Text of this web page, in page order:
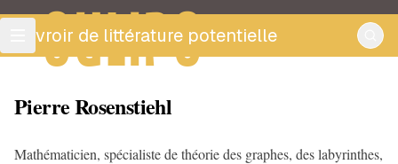
OULIPO
ouvroir de littérature potentielle
Pierre Rosenstiehl
Mathématicien, spécialiste de théorie des graphes, des labyrinthes,